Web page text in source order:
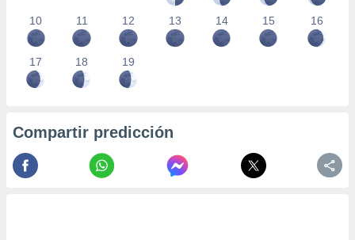
10 11 12 13 14 15 16
17 18 19
Compartir predicción